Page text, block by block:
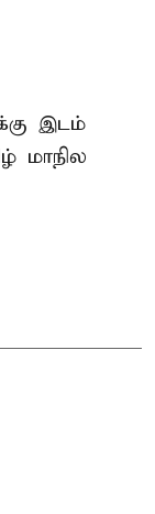
இடம்
மாநில